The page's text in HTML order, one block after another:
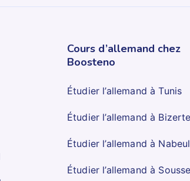
Cours d’allemand chez
Boosteno
Étudier l’allemand à Tunis
Étudier l’allemand à Bizerte
Étudier l’allemand à Nabeul
Étudier l’allemand à Sousse